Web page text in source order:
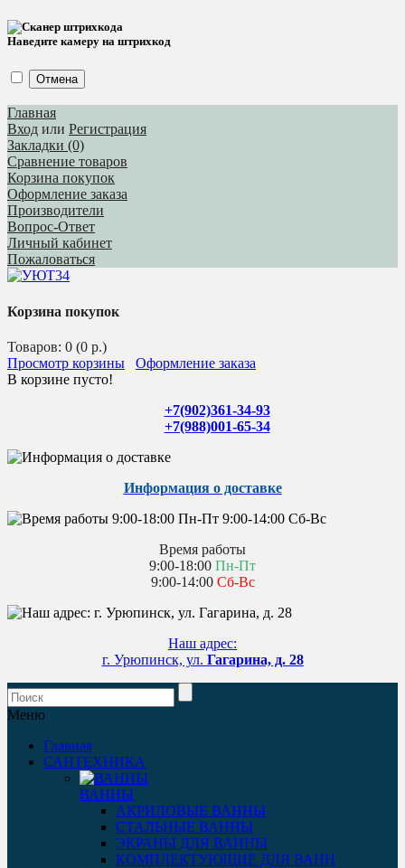
Наведите камеру на штрихкод
Отмена
Главная
Вход или Регистрация
Закладки (0)
Сравнение товаров
Корзина покупок
Оформление заказа
Производители
Вопрос-Ответ
Личный кабинет
Пожаловаться
Корзина покупок
Товаров: 0 (0 р.)
Просмотр корзины
Оформление заказа
В корзине пусто!
+7(902)361-34-93
+7(988)001-65-34
Информация о доставке
Время работы
9:00-18:00 Пн-Пт
9:00-14:00 Сб-Вс
Наш адрес:
г. Урюпинск, ул. Гагарина, д. 28
Меню
Главная
САНТЕХНИКА
ВАННЫ
АКРИЛОВЫЕ ВАННЫ
СТАЛЬНЫЕ ВАННЫ
ЭКРАНЫ ДЛЯ ВАННЫ
КОМПЛЕКТУЮЩИЕ ДЛЯ ВАНН